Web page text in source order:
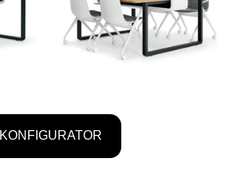
KONFIGURATOR